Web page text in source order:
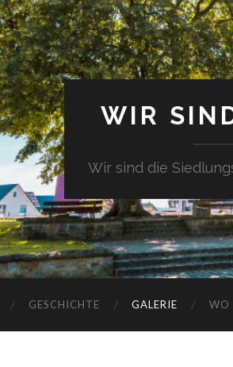
WIR
Wir sind die
GESCHICHTE GALERIE WO